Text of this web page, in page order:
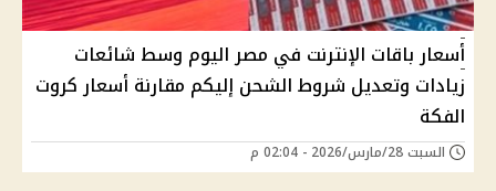
أسعار باقات الإنترنت في مصر اليوم وسط شائعات
زيادات وتعديل شروط الشحن إليكم مقارنة أسعار كروت
الفكة
السبت 28/مارس/2026 - 02:04 م